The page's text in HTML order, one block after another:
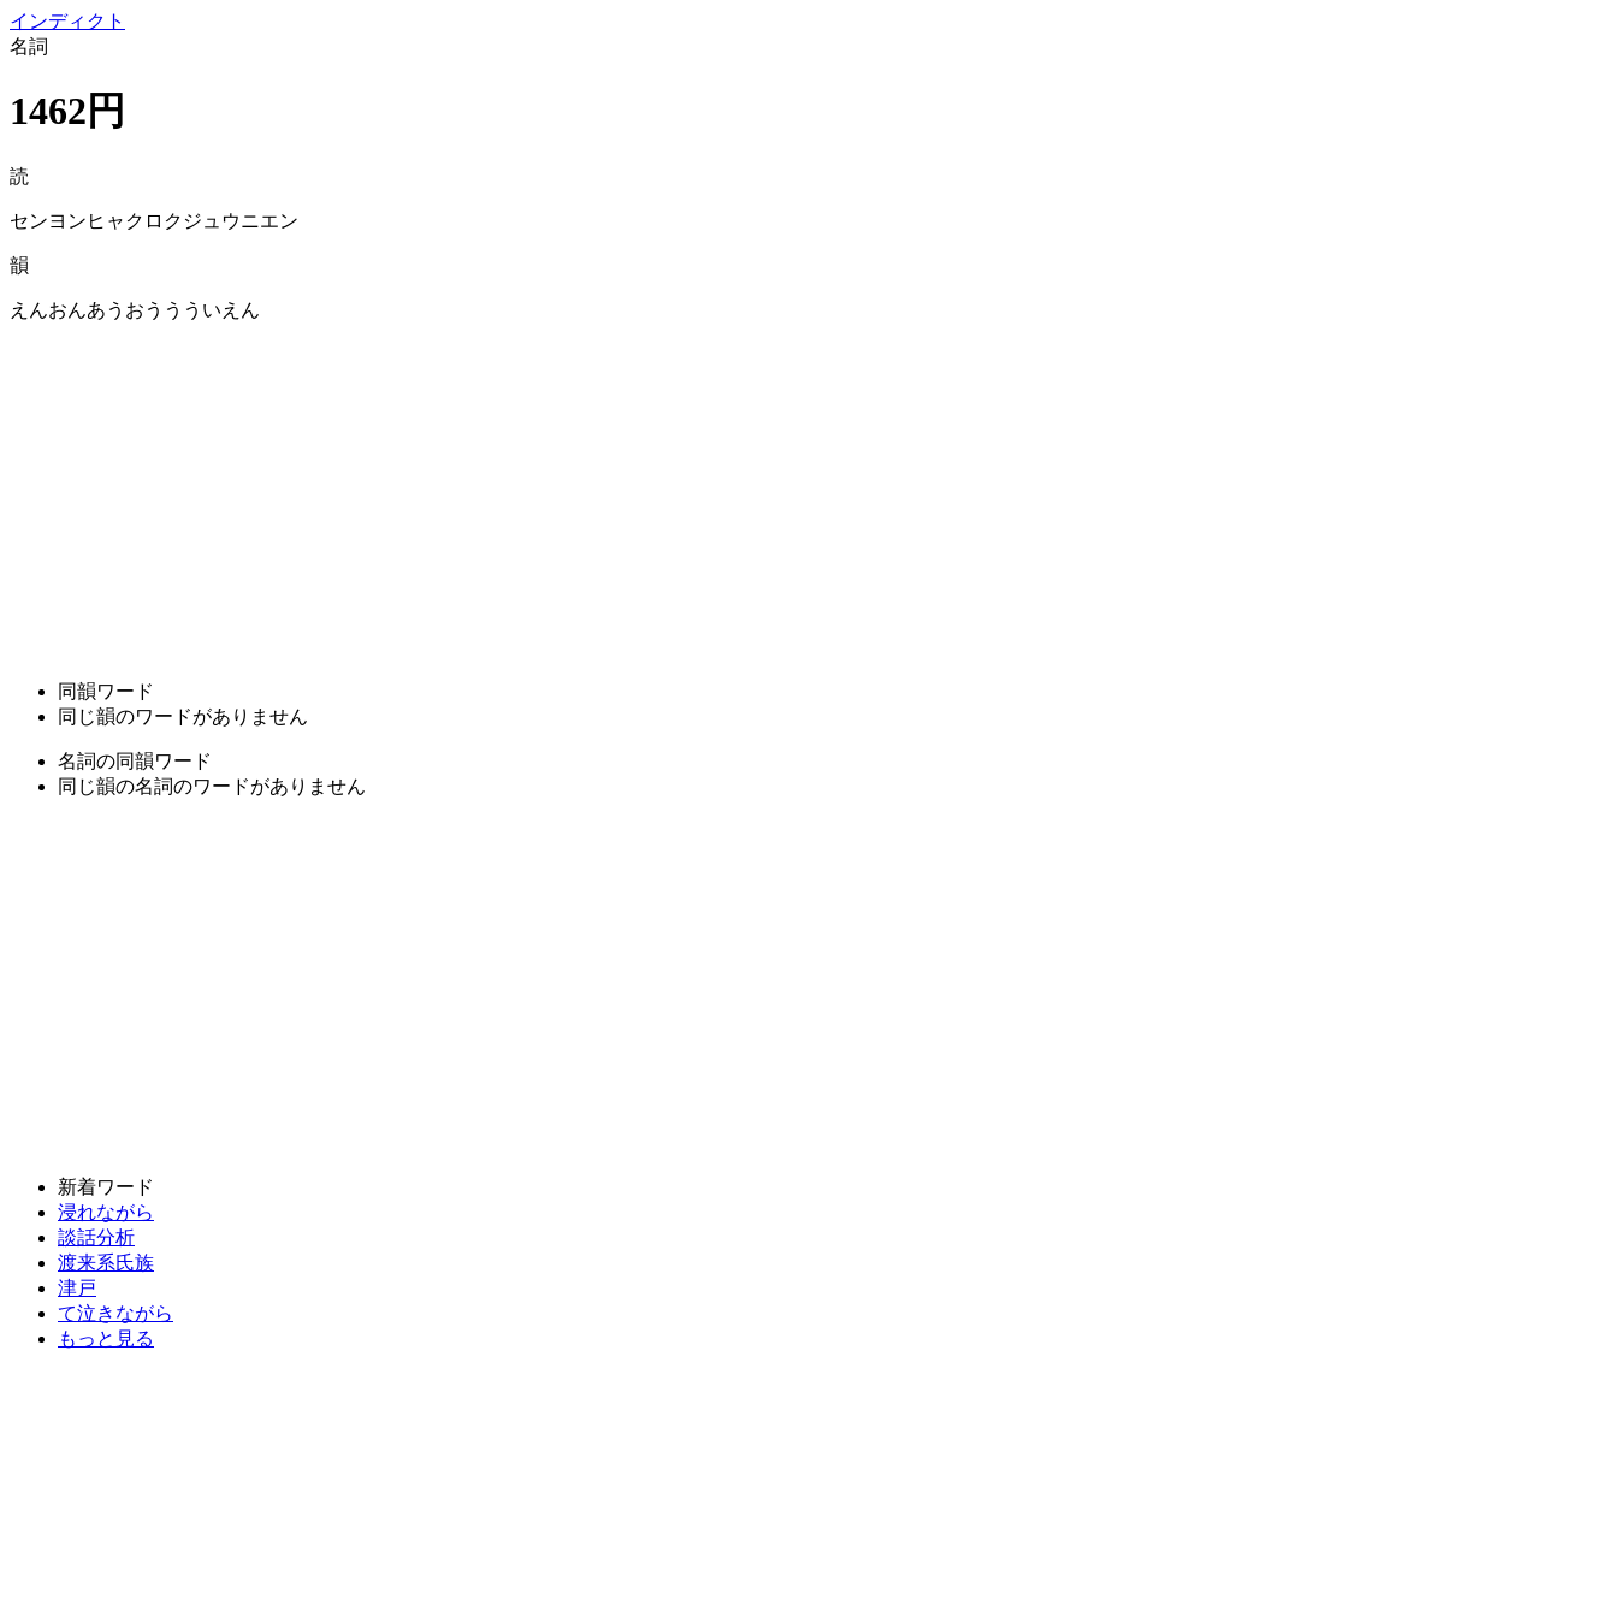
インディクト
名詞
1462円
読
センヨンヒャクロクジュウニエン
韻
えんおんあうおううういえん
同韻ワード
同じ韻のワードがありません
名詞の同韻ワード
同じ韻の名詞のワードがありません
新着ワード
浸れながら
談話分析
渡来系氏族
津戸
て泣きながら
もっと見る